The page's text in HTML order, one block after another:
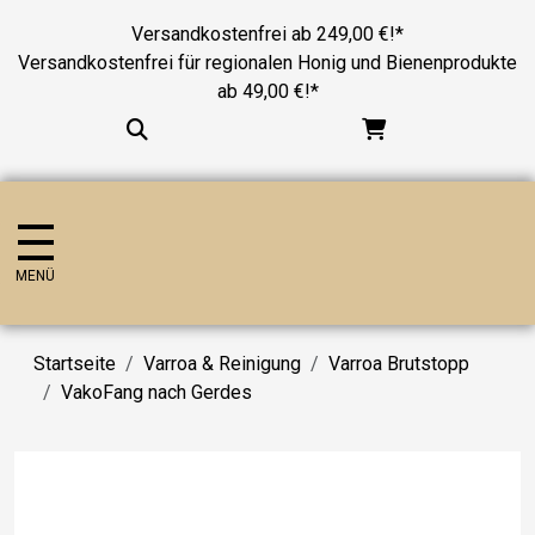
Versandkostenfrei ab 249,00 €!*
Versandkostenfrei für regionalen Honig und Bienenprodukte
ab 49,00 €!*
MENÜ
Startseite Varroa & Reinigung
Varroa Brutstopp
VakoFang nach Gerdes